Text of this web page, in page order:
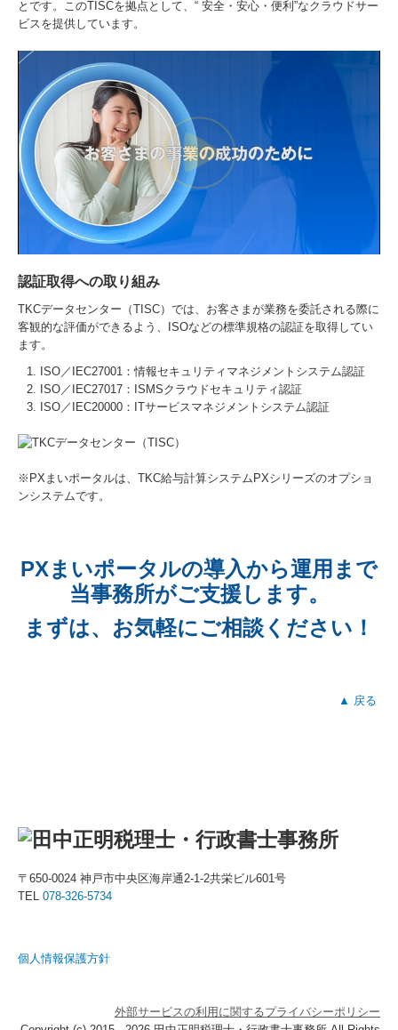
とです。このTISCを拠点として、“ 安全・安心・便利”なクラウドサー
ビスを提供しています。
認証取得への取り組み
TKCデータセンター（TISC）では、お客さまが業務を委託される際に
客観的な評価ができるよう、ISOなどの標準規格の認証を取得してい
ます。
ISO／IEC27001：情報セキュリティマネジメントシステム認証
ISO／IEC27017：ISMSクラウドセキュリティ認証
ISO／IEC20000：ITサービスマネジメントシステム認証
※PXまいポータルは、TKC給与計算システムPXシリーズのオプショ
ンシステムです。
PXまいポータルの導入から運用まで
当事務所がご支援します。
まずは、お気軽にご相談ください！
▲ 戻る
〒650-0024 神戸市中央区海岸通2-1-2共栄ビル601号
TEL 078-326-5734
個人情報保護方針
外部サービスの利用に関するプライバシーポリシー